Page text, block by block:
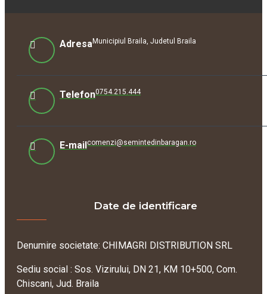
AdresaMunicipiul Braila, Judetul Braila
Telefon0754.215.444
E-mailcomenzi@semintedinbaragan.ro
Date de identificare
Denumire societate: CHIMAGRI DISTRIBUTION SRL
Sediu social : Sos. Vizirului, DN 21, KM 10+500, Com.
Chiscani, Jud. Braila